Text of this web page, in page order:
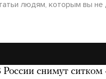
людям, которым вы не
России снимут